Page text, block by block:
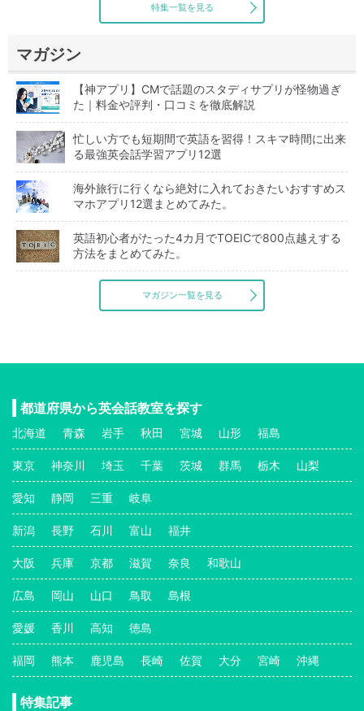
特集一覧を見る
マガジン
【神アプリ】CMで話題のスタディサプリが怪物過ぎ
た｜料金や評判・口コミを徹底解説
忙しい方でも短期間で英語を習得！スキマ時間に出来
る最強英会話学習アプリ12選
海外旅行に行くなら絶対に入れておきたいおすすめス
マホアプリ12選まとめてみた。
英語初心者がたった4カ月でTOEICで800点越えする
方法をまとめてみた。
マガジン一覧を見る
都道府県から英会話教室を探す
北海道 青森 岩手 秋田 宮城 山形 福島
東京 神奈川 埼玉 千葉 茨城 群馬 栃木 山梨
愛知 静岡 三重 岐阜
新潟 長野 石川 富山 福井
大阪 兵庫 京都 滋賀 奈良 和歌山
広島 岡山 山口 鳥取 島根
愛媛 香川 高知 徳島
福岡 熊本 鹿児島 長崎 佐賀 大分 宮崎 沖縄
特集記事